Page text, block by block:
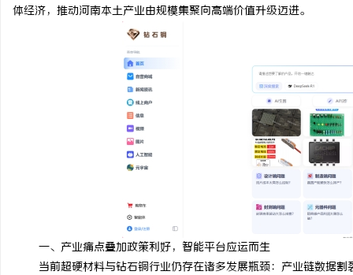
体经济，推动河南本土产业由规模集聚向高端价值升级迈进。
一、产业痛点叠加政策利好，智能平台应运而生
当前超硬材料与钻石铜行业仍存在诸多发展瓶颈：产业链数据